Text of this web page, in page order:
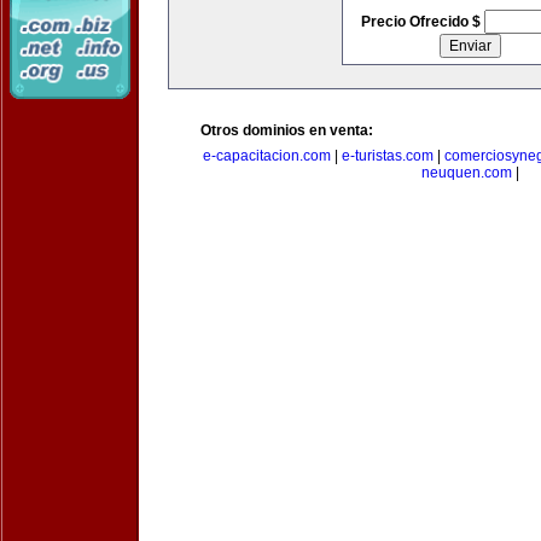
Precio Ofrecido $
Otros dominios en venta:
e-capacitacion.com
e-turistas.com
neuquen.com|